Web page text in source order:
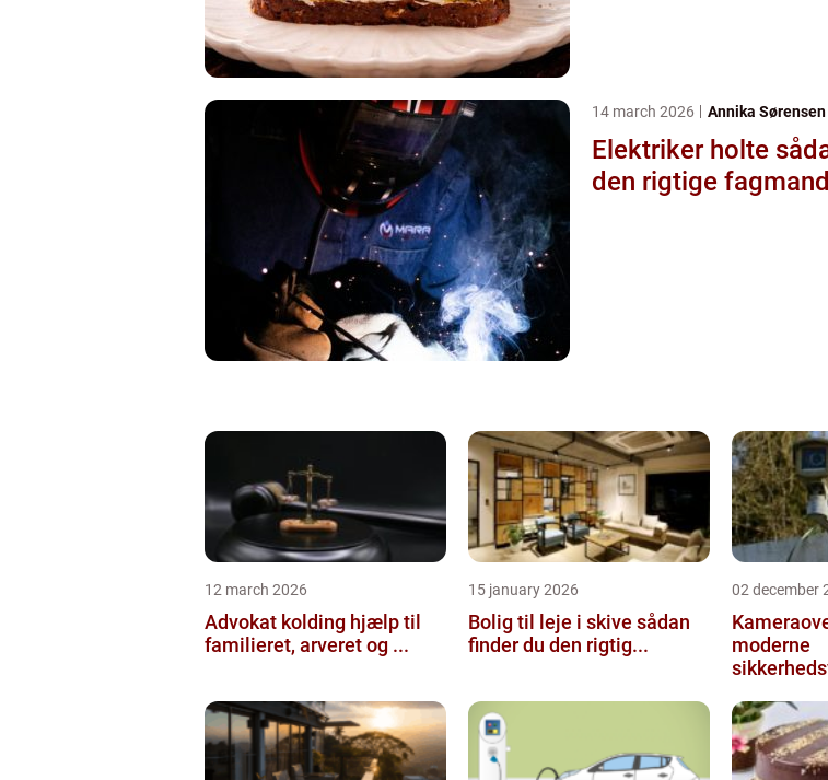
14 march 2026 Annika Sørensen
Elektriker holte sådan vælger du
den rigtige
12 march 2026
Advokat kolding hjælp til
familieret, arveret og ...
15 january 2026
Bolig til leje i skive sådan
finder du den rigtig...
02 december
moderne